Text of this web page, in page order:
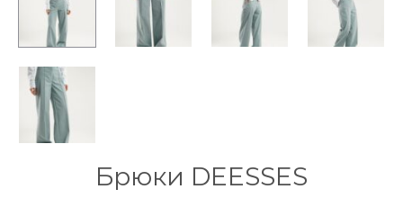
Брюки DEESSES